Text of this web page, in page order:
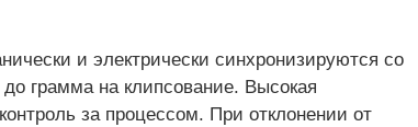
и электрически синхронизируются со
грамма на клипсование. Высокая
за процессом. При отклонении от